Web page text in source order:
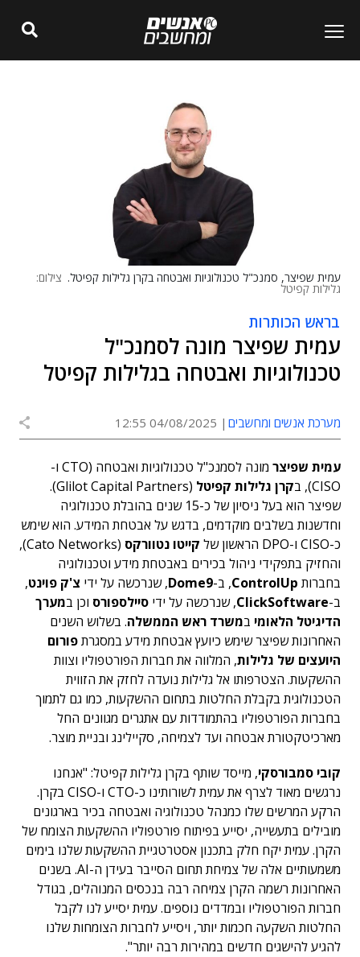
עמית שפיצר, סמנכ"ל טכנולוגיות ואבטחה בקרן גלילות קפיטל. צילום:
גלילות קפיטל
בראש הכותרות
עמית שפיצר מונה לסמנכ"ל
טכנולוגיות ואבטחה בגלילות קפיטל
מערכת אנשים ומחשבים 04/08/2025 12:55
עמית שפיצר
מונה לסמנכ"ל טכנולוגיות ואבטחה (CTO ו-
CISO), ב
קרן גלילות קפיטל
(Glilot Capital Partners).
שפיצר הוא בעל ניסיון של כ-15 שנים בהובלת טכנולוגיה
וחדשנות בשלבים מוקדמים, בדגש על אבטחת המידע. הוא שימש
כ-CISO ו-DPO הראשון של
קייטו נטוורקס
(Cato Networks),
והחזיק בתפקידי ניהול בכירים באבטחת מידע וטכנולוגיה
בחברות ControlUp, ב-Dome9, שנרכשה על ידי צ'ק פוינט,
ב-ClickSoftware, שנרכשה על ידי סיילספורס וכן במערך
הדיגיטל הלאומי במשרד ראש הממשלה. בשלוש השנים
האחרונות שפיצר שימש כיועץ אבטחת מידע במסגרתפורום
היועצים של גלילות, המלווה את חברות הפורטפוליו וצוות
ההשקעות. הצטרפותו אל גלילות נועדה לחזק את הזווית
הטכנולוגית בקבלת החלטות בתחום ההשקעות, כמו גם לתמוך
בחברות הפורטפוליו בהתמודדות עם אתגרים מגוונים החל
מארכיטקטורת אבטחה ועד לצמיחה, סקיילינג ובניית מוצר.
קובי סמבורסקי, מייסד שותף בקרן גלילות קפיטל: "אנחנו
נרגשים מאוד לצרף את עמית לשורותינו כ-CTO ו-CISO בקרן.
הרקע המרשים שלו כמנהל טכנולוגיה ואבטחה בכיר בארגונים
מובילים בתעשייה, יסייע בפיתוח פורטפוליו ההשקעות הצומח של
הקרן. עמית יקח חלק בתכנון אסטרטגיית ההשקעות שלנו בימים
משמעותיים אלה של צמיחת תחום הסייבר בעידן ה-AI. בשנים
האחרונות רשמה הקרן צמיחה רבה בנכסים המנוהלים, בגודל
חברות הפורטפוליו ובמדדים נוספים. עמית יסייע לנו לקבל
החלטות השקעה חכמות יותר, ויסייע לחברות הצומחות שלנו
להגיע להישגים חדשים במהירות רבה יותר".